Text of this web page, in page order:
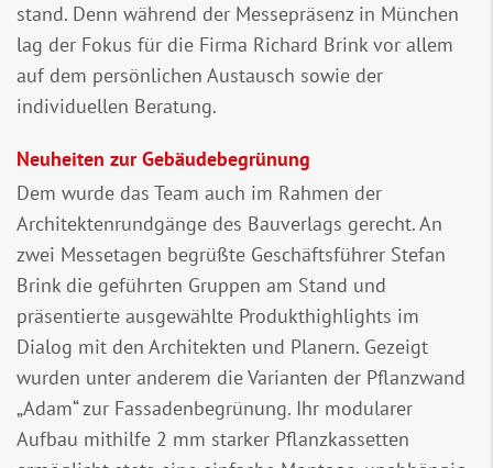
stand. Denn während der Messepräsenz in München
lag der Fokus für die Firma Richard Brink vor allem
auf dem persönlichen Austausch sowie der
individuellen Beratung.
Neuheiten zur Gebäudebegrünung
Dem wurde das Team auch im Rahmen der
Architektenrundgänge des Bauverlags gerecht. An
zwei Messetagen begrüßte Geschäftsführer Stefan
Brink die geführten Gruppen am Stand und
präsentierte ausgewählte Produkthighlights im
Dialog mit den Architekten und Planern. Gezeigt
wurden unter anderem die Varianten der Pflanzwand
„Adam“ zur Fassadenbegrünung. Ihr modularer
Aufbau mithilfe 2 mm starker Pflanzkassetten